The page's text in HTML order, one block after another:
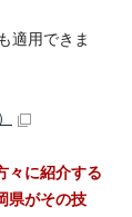
適用できま
々に紹介する
県がその技